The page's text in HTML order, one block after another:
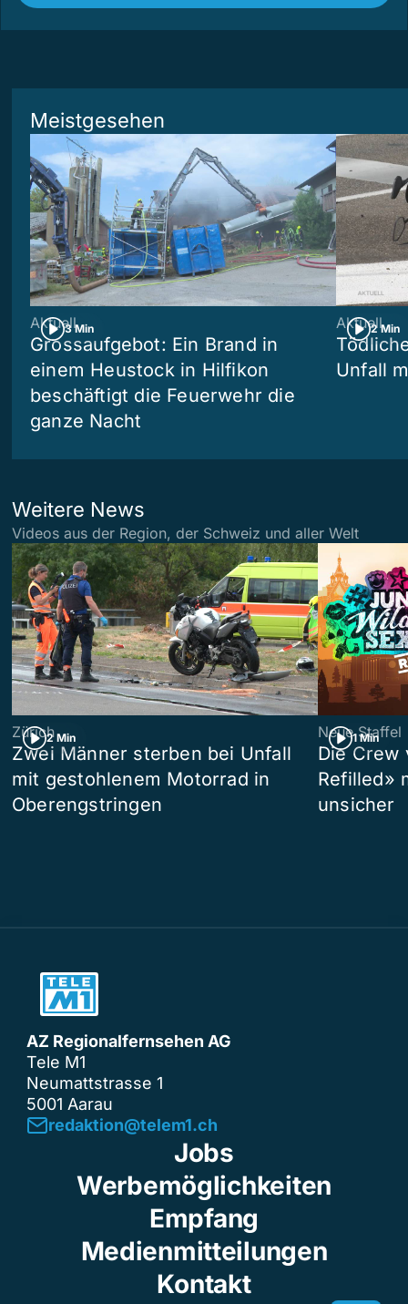
Meistgesehen
3 Min
Aktuell
Grossaufgebot: Ein Brand in
einem Heustock in Hilfikon
beschäftigt die Feuerwehr die
ganze Nacht
2 Min
Aktuell
Unfall
Weitere News
Videos aus der Region, der Schweiz und aller Welt
2 Min
Zürich
Zwei Männer sterben bei Unfall
mit gestohlenem Motorrad in
Oberengstringen
1 Min
Neue Staffel
Die Crew
Refilled»
unsicher
AZ Regionalfernsehen AG
Tele M1
Neumattstrasse 1
5001 Aarau
redaktion@telem1.ch
Jobs
Werbemöglichkeiten
Empfang
Medienmitteilungen
Kontakt